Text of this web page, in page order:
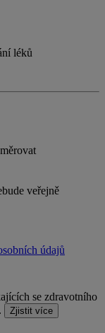
léků
veřejně
údajů
se zdravotního
Zjistit více